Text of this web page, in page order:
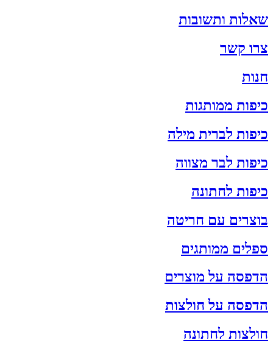
שאלות ותשובות
צרו קשר
חנות
כיפות ממותגות
כיפות לברית מילה
כיפות לבר מצווה
כיפות לחתונה
בוצרים עם חריטה
ספלים ממותגים
הדפסה על מוצרים
הדפסה על חולצות
חולצות לחתונה